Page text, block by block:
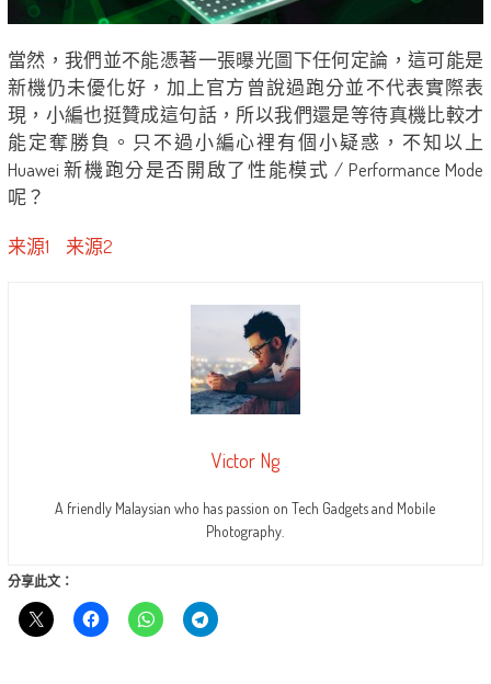
當然，我們並不能憑著一張曝光圖下任何定論，這可能是
新機仍未優化好，加上官方曾說過跑分並不代表實際表
現，小編也挺贊成這句話，所以我們還是等待真機比較才
能定奪勝負。只不過小編心裡有個小疑惑，不知以上
Huawei 新機跑分是否開啟了性能模式 / Performance Mode
呢？
来源1 来源2
Victor Ng
A friendly Malaysian who has passion on Tech Gadgets and Mobile
Photography.
分享此文：